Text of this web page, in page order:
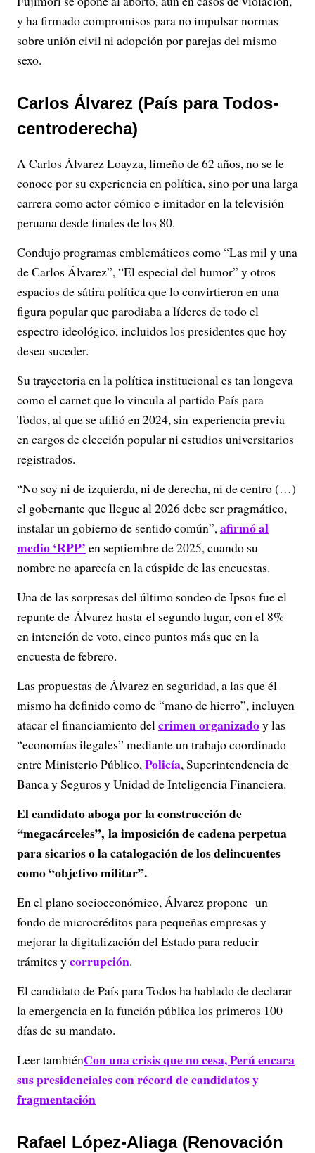
y ha firmado compromisos para no impulsar normas
sobre unión civil ni adopción por parejas del mismo
sexo.
Carlos Álvarez (País para Todos-
centroderecha)
A Carlos Álvarez Loayza, limeño de 62 años, no se le
conoce por su experiencia en política, sino por una larga
carrera como actor cómico e imitador en la televisión
peruana desde finales de los 80.
Condujo programas emblemáticos como “Las mil y una
de Carlos Álvarez”, “El especial del humor” y otros
espacios de sátira política que lo convirtieron en una
figura popular que parodiaba a líderes de todo el
espectro ideológico, incluidos los presidentes que hoy
desea suceder.
Su trayectoria en la política institucional es tan longeva
como el carnet que lo vincula al partido País para
Todos, al que se afilió en 2024, sin experiencia previa
en cargos de elección popular ni estudios universitarios
registrados.
“No soy ni de izquierda, ni de derecha, ni de centro (…)
el gobernante que llegue al 2026 debe ser pragmático,
instalar un gobierno de sentido común”,afirmó al
medio ‘RPP’ en septiembre de 2025, cuando su
nombre no aparecía en la cúspide de las encuestas.
Una de las sorpresas del último sondeo de Ipsos fue el
repunte de Álvarez hasta el segundo lugar, con el 8%
en intención de voto, cinco puntos más que en la
encuesta de febrero.
Las propuestas de Álvarez en seguridad, a las que él
mismo ha definido como de “mano de hierro”, incluyen
atacar el financiamiento delcrimen organizadoy las
“economías ilegales” mediante un trabajo coordinado
entre Ministerio Público,Policía, Superintendencia de
Banca y Seguros y Unidad de Inteligencia Financiera.
El candidato aboga por la construcción de
“megacárceles”, la imposición de cadena perpetua
para sicarios o la catalogación de los delincuentes
como “objetivo militar”.
En el plano socioeconómico, Álvarez propone un
fondo de microcréditos para pequeñas empresas y
mejorar la digitalización del Estado para reducir
trámites ycorrupción.
El candidato de País para Todos ha hablado de declarar
la emergencia en la función pública los primeros 100
días de su mandato.
Leer tambiénCon una crisis que no cesa, Perú encara
sus presidenciales con récord de candidatos y
fragmentación
Rafael López-Aliaga (Renovación